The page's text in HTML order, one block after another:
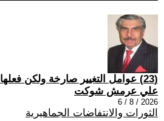
(23) عوامل التغيير صارخة ولكن فعلها ما زال خافتاً
علي عرمش شوكت
2026 / 8 / 6
الثورات والانتفاضات الجماهيرية